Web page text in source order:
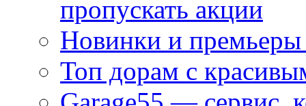
пропускать акции
Новинки и
Топ дорам с